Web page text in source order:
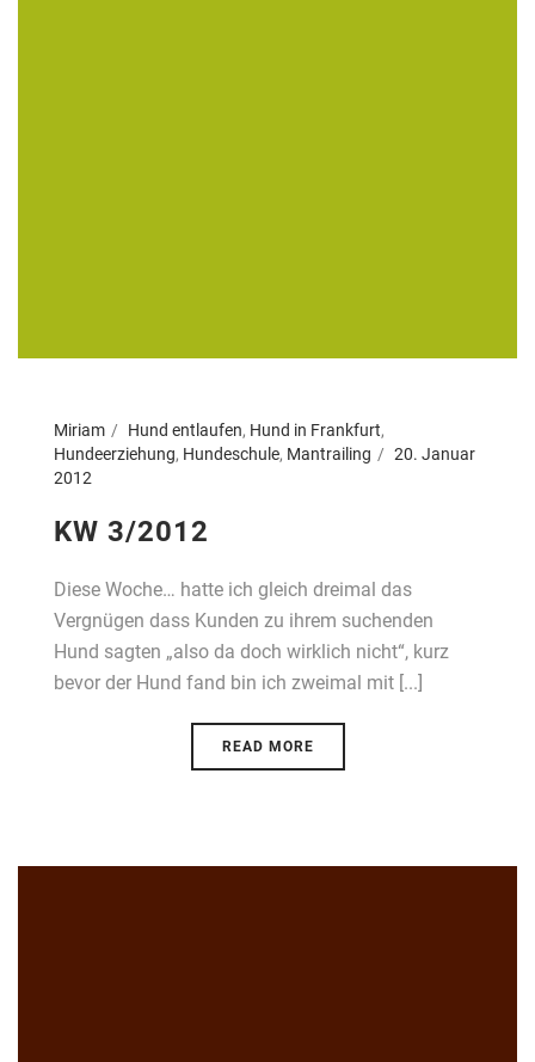
Miriam Hund entlaufen, Hund in Frankfurt,
Hundeerziehung, Hundeschule, Mantrailing
20. Januar
2012
KW 3/2012
Diese Woche… hatte ich gleich dreimal das
Vergnügen dass Kunden zu ihrem suchenden
Hund sagten „also da doch wirklich nicht“, kurz
bevor der Hund fand bin ich zweimal mit [...]
READ MORE